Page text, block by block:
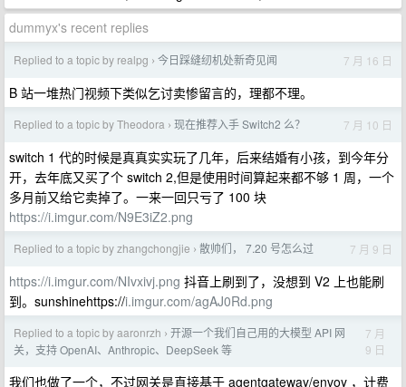
dummyx's recent replies
Replied to a topic by realpg › 今日踩缝纫机处新奇见闻 7 月 16 日
B 站一堆热门视频下类似乞讨卖惨留言的，理都不理。
Replied to a topic by Theodora › 现在推荐入手 Switch2 么？ 7 月 10 日
switch 1 代的时候是真真实实玩了几年，后来结婚有小孩，到今年分
开，去年底又买了个 switch 2,但是使用时间算起来都不够 1 周，一个
多月前又给它卖掉了。一来一回只亏了 100 块
https://i.imgur.com/N9E3iZ2.png
Replied to a topic by zhangchongjie › 散帅们， 7.20 号怎么过 7 月 9 日
https://i.imgur.com/NIvxivj.png 抖音上刷到了，没想到 V2 上也能刷
到。sunshinehttps://i.imgur.com/agAJ0Rd.png
Replied to a topic by aaronrzh › 开源一个我们自己用的大模型 API 网
关，支持 OpenAI、Anthropic、DeepSeek 等
7 月
9 日
我们也做了一个，不过网关是直接基于 agentgateway/envoy ，计费